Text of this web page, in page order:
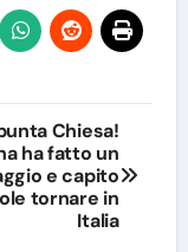
Chiesa!
ha fatto un
e capito
tornare in
Italia